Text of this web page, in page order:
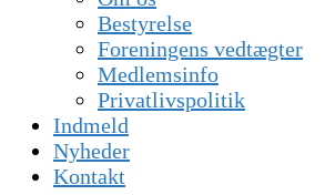
Bestyrelse
Foreningens vedtægter
Medlemsinfo
Privatlivspolitik
Indmeld
Nyheder
Kontakt